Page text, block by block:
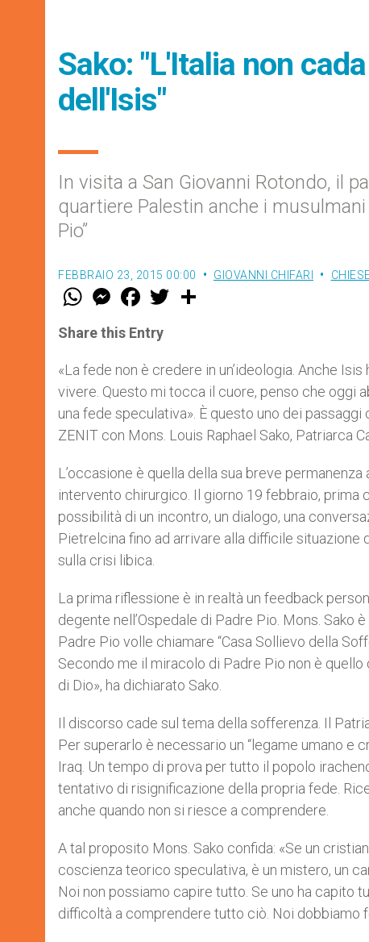
Sako: "L'Italia non
dell'Isis"
In visita a San Giovanni Rotondo, il
quartiere Palestin anche i
Pio”
FEBBRAIO 23, 2015 00:00 GIOVANNI CHIFARI
W
t
s
p
p
M
e
s
e
g
e
r
F
a
e
b
o
k
w
r
Share this Entry
«La fede non è credere in un’ideologia. Anche
vivere. Questo mi tocca il cuore, penso che oggi
una fede speculativa». È questo uno dei
ZENIT con Mons. Louis Raphael Sako, Patriarca
L’occasione è quella della sua breve
intervento chirurgico. Il giorno 19 febbraio, prima
possibilità di un incontro, un dialogo, una
Pietrelcina fino ad arrivare alla difficile situazione
sulla crisi libica.
La prima riflessione è in realtà un feedback
degente nell’Ospedale di Padre Pio. Mons.
Padre Pio volle chiamare “Casa Sollievo della
Secondo me il miracolo di Padre Pio non è
di Dio», ha dichiarato Sako.
Il discorso cade sul tema della sofferenza. Il
Per superarlo è necessario un “legame umano e
Iraq. Un tempo di prova per tutto il popolo
tentativo di risignificazione della propria fede.
anche quando non si riesce a comprendere.
A tal proposito Mons. Sako confida: «Se un
coscienza teorico speculativa, è un mistero, un
Noi non possiamo capire tutto. Se uno ha capito
difficoltà a comprendere tutto ciò. Noi dobbiamo